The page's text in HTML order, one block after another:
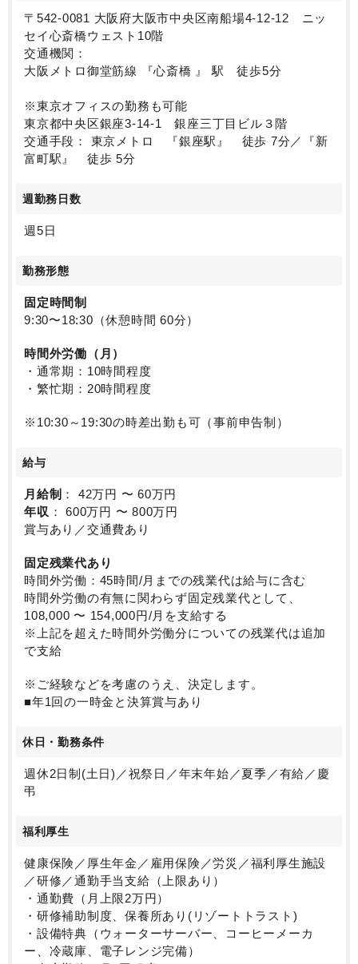
〒542-0081 大阪府大阪市中央区南船場4-12-12 ニッ
セイ心斎橋ウェスト10階
交通機関：
大阪メトロ御堂筋線 『心斎橋 』 駅 徒歩5分
※東京オフィスの勤務も可能
東京都中央区銀座3-14-1 銀座三丁目ビル３階
交通手段： 東京メトロ 『銀座駅』 徒歩 7分／『新
富町駅』 徒歩 5分
週勤務日数
週5日
勤務形態
固定時間制
9:30〜18:30（休憩時間 60分）
時間外労働（月）
・通常期：10時間程度
・繁忙期：20時間程度
※10:30～19:30の時差出勤も可（事前申告制）
給与
月給制 ： 42万円 〜 60万円
年収 ： 600万円 〜 800万円
賞与あり／交通費あり
固定残業代あり
時間外労働：45時間/月までの残業代は給与に含む
時間外労働の有無に関わらず固定残業代として、
108,000 〜 154,000円/月を支給する
※上記を超えた時間外労働分についての残業代は追加
で支給
※ご経験などを考慮のうえ、決定します。
■年1回の一時金と決算賞与あり
休日・勤務条件
週休2日制(土日)／祝祭日／年末年始／夏季／有給／慶
弔
福利厚生
健康保険／厚生年金／雇用保険／労災／福利厚生施設
／研修／通勤手当支給（上限あり）
・通勤費（月上限2万円）
・研修補助制度、保養所あり(リゾートトラスト)
・設備特典（ウォーターサーバー、コーヒーメーカ
ー、冷蔵庫、電子レンジ完備）